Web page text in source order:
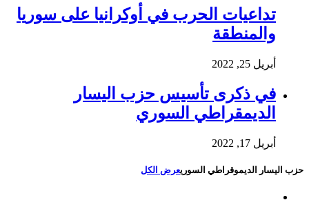
تداعيات الحرب في أوكرانيا على سوريا
والمنطقة
أبريل 25, 2022
في ذكرى تأسيس حزب اليسار
الديمقراطي السوري
أبريل 17, 2022
حزب اليسار الديموقراطي السوريعرض الكل